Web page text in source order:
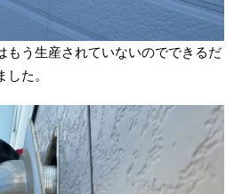
もう生産されていないのでできるだ
た。